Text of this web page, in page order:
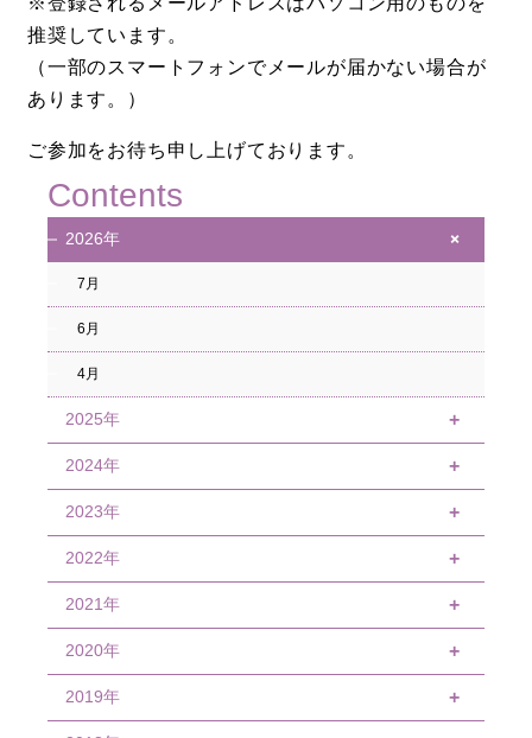
Contents
2026年 +
7月
6月
4月
2025年 +
12月
8月
6月
4月
2024年 +
4月
2023年 +
4月
1月
2022年 +
12月
10月
9月
2021年 +
12月
10月
2020年 +
12月
2019年 +
推奨しています。
（一部のスマートフォンでメールが届かない場合が
あります。）
ご参加をお待ち申し上げております。